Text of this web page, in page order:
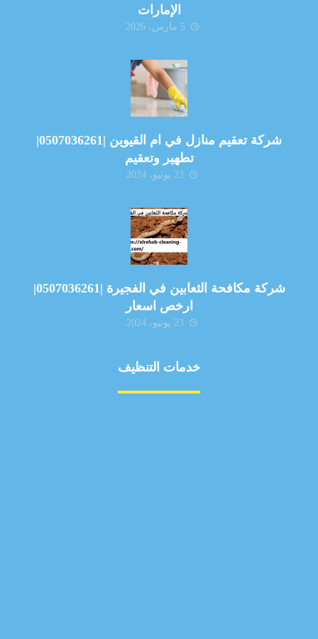
الإمارات
5 مارس، 2026
شركة تعقيم منازل في ام القيوين |0507036261|
تطهير وتعقيم
23 يونيو، 2024
شركة مكافحة الثعابين في الفجيرة |0507036261|
ارخص اسعار
23 يونيو، 2024
خدمات التنظيف